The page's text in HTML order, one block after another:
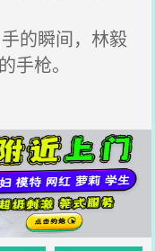
的瞬间，林毅
手枪。